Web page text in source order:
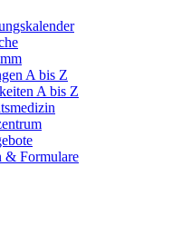
A bis Z
A bis Z
& Formulare